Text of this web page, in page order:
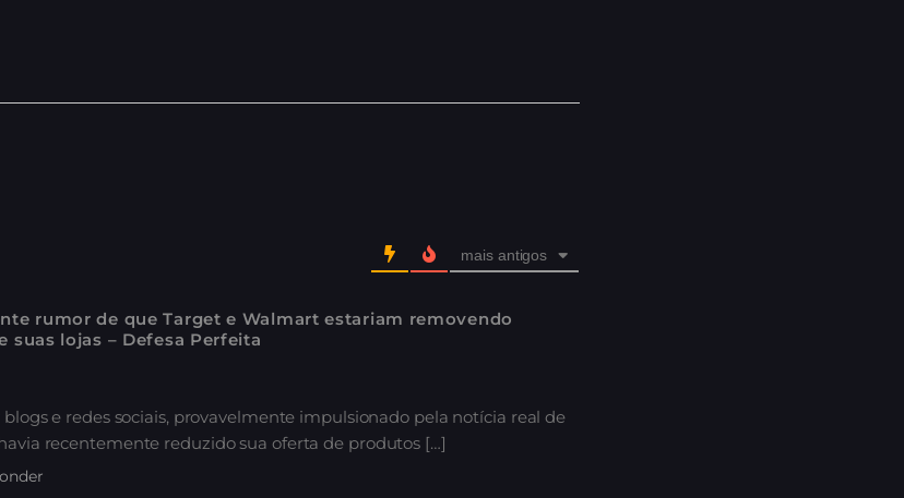
mais antigos
rumor de que Target e Walmart estariam removendo
suas lojas – Defesa Perfeita
e redes sociais, provavelmente impulsionado pela notícia real de
recentemente reduzido sua oferta de produtos […]